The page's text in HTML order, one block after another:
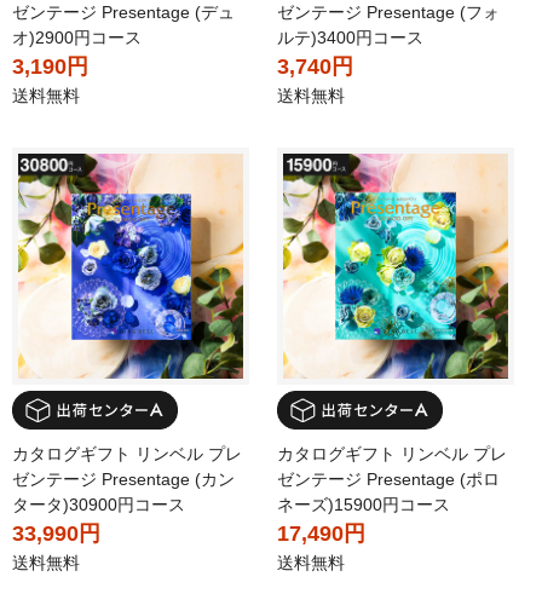
ゼンテージ Presentage (デュ
オ)2900円コース
3,190円
送料無料
ゼンテージ Presentage (フォ
ルテ)3400円コース
3,740円
送料無料
カタログギフト リンベル プレ
ゼンテージ Presentage (カン
タータ)30900円コース
33,990円
送料無料
カタログギフト リンベル プレ
ゼンテージ Presentage (ポロ
ネーズ)15900円コース
17,490円
送料無料